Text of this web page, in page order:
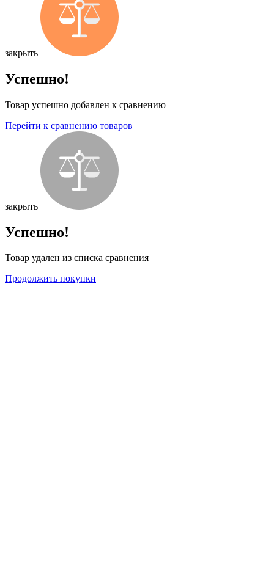
закрыть
Успешно!
Товар успешно добавлен к сравнению
Перейти к сравнению товаров
закрыть
Успешно!
Товар удален из списка сравнения
Продолжить покупки